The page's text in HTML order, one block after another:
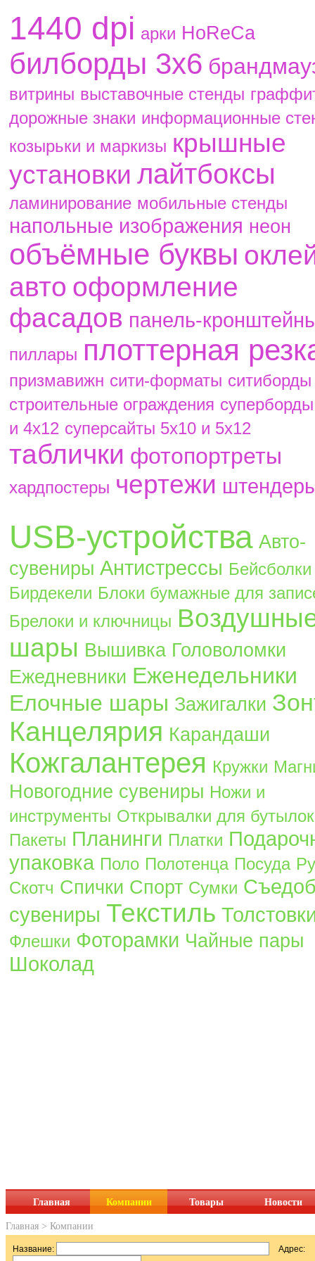
1440 dpi aрки HoReCa
билборды 3х6
витрины выставочные стенды
дорожные знаки информационные
козырьки и маркизы крышные
установки лайтбоксы
ламинирование мобильные стенды
напольные изображения неон
объёмные буквы
авто оформление
фасадов панель-
пиллары плоттерная
призмавижн сити-форматы ситиборды
строительные ограждения
и 4х12 суперсайты 5х10 и 5х12
таблички фотопортреты
хардпостеры чертежи
USB-устройства Авто-
сувениры Антистрессы Бейсболки
Бирдекели Блоки бумажные для
Брелоки и ключницы
шары Вышивка Головоломки
Ежедневники Еженедельники
Елочные шары Зажигалки
Канцелярия Карандаши
Кожгалантерея Кружки
Новогодние сувениры Ножи и
инструменты Открывалки для бутылок
Пакеты Планинги Платки
упаковка Поло Полотенца Посуда
Скотч Спички Спорт Сумки
сувениры Текстиль
Флешки Фоторамки Чайные пары
Шоколад
Главная Компании Товары Новости
Главная > Компании
Название: Адрес: